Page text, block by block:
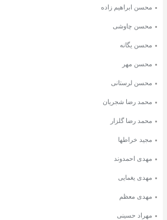
محسن ابراهیم زاده
محسن چاوشی
محسن یگانه
محسن مهر
محسن لرستانی
محمد رضا شجریان
محمد رضا گلزار
مجید خراطها
مهدی احمدوند
مهدی یغمایی
مهدی معظم
مهراد حسینی